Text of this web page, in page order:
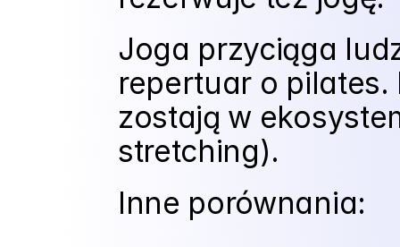
Joga przyciąga
repertuar o
zostają w
stretching).
Inne porównania: